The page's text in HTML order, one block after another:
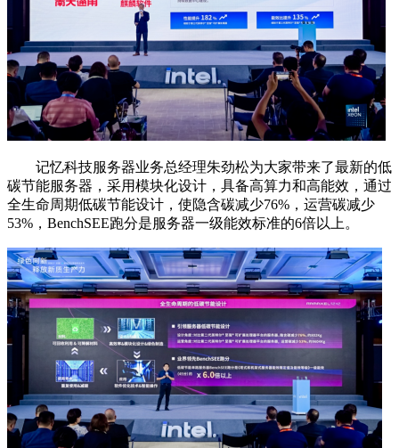
记忆科技服务器业务总经理朱劲松为大家带来了最新的低
碳节能服务器，采用模块化设计，具备高算力和高能效，通过
全生命周期低碳节能设计，使隐含碳减少76%，运营碳减少
53%，BenchSEE跑分是服务器一级能效标准的6倍以上。